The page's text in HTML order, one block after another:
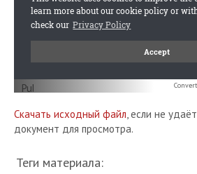
Скачать исходный файл, если не
документ для просмотра.
Теги материала: